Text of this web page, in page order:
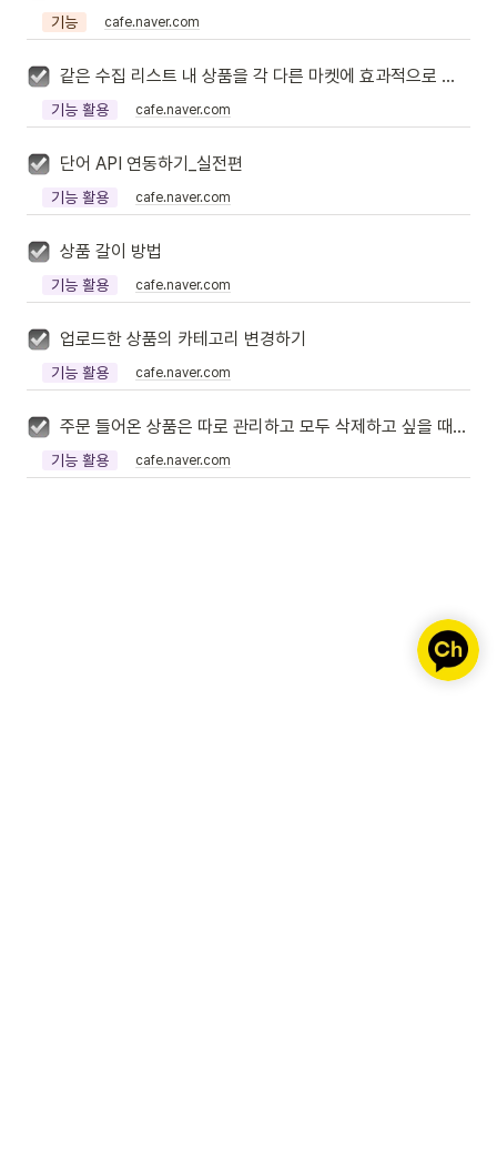
기능 cafe.naver.com
같은 수집 리스트 내 상품을 각 다른 마켓에 효과적으로 업로드하는 방법
기능 활용 cafe.naver.com
단어 API 연동하기_실전편
기능 활용 cafe.naver.com
상품 갈이 방법
기능 활용 cafe.naver.com
업로드한 상품의 카테고리 변경하기
기능 활용 cafe.naver.com
주문 들어온 상품은 따로 관리하고 모두 삭제하고 싶을 때 (상품갈이)
기능 활용 cafe.naver.com